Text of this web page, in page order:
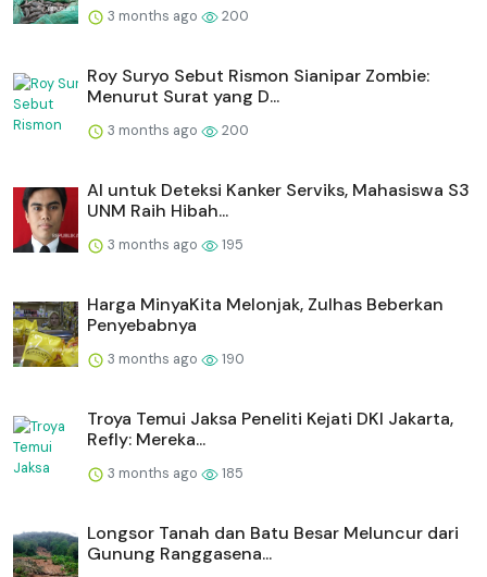
3 months ago 200
Roy Suryo Sebut Rismon Sianipar Zombie:
Menurut Surat yang D...
3 months ago 200
AI untuk Deteksi Kanker Serviks, Mahasiswa S3
UNM Raih Hibah...
3 months ago 195
Harga MinyaKita Melonjak, Zulhas Beberkan
Penyebabnya
3 months ago 190
Troya Temui Jaksa Peneliti Kejati DKI Jakarta,
Refly: Mereka...
3 months ago 185
Longsor Tanah dan Batu Besar Meluncur dari
Gunung Ranggasena...